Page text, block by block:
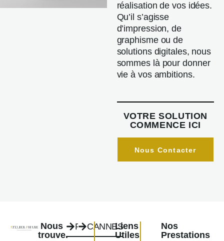
réalisation de vos idées.
Qu’il s’agisse
d’impression, de
graphisme ou de
solutions digitales, nous
sommes là pour donner
vie à vos ambitions.
VOTRE SOLUTION
COMMENCE ICI
Nous Contacter
Nous
trouver
PARISCANNESLiens
Utiles
Nos
Prestations